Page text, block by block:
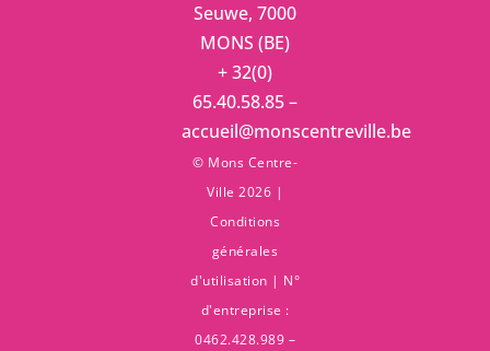
Seuwe, 7000
MONS (BE)
+ 32(0)
65.40.58.85 –
accueil@monscentreville.be
© Mons Centre-
Ville 2026 |
Conditions
générales
d'utilisation | N°
d'entreprise :
0462.428.989 –